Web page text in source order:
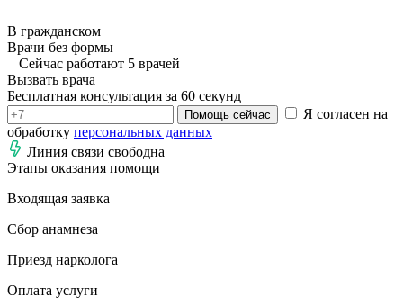
В гражданском
Врачи без формы
Сейчас работают 5 врачей
Вызвать врача
Бесплатная консультация за 60 секунд
Помощь сейчас
Я согласен на
обработку персональных данных
Линия связи свободна
Этапы оказания помощи
Входящая заявка
Сбор анамнеза
Приезд нарколога
Оплата услуги